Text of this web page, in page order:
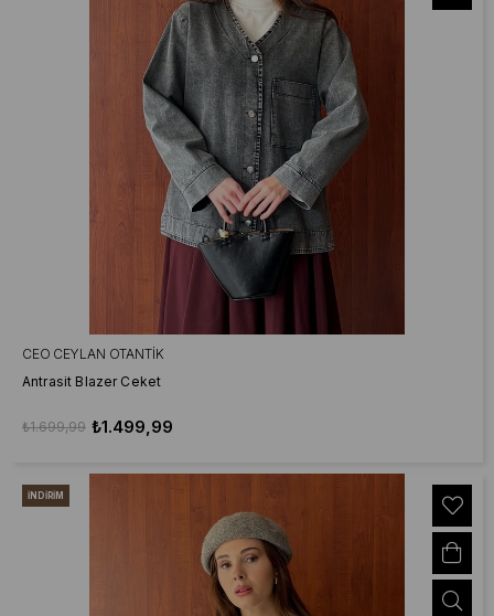
CEO CEYLAN OTANTIK
Antrasit Blazer Ceket
₺1.499,99
₺1.699,99
İNDIRIM